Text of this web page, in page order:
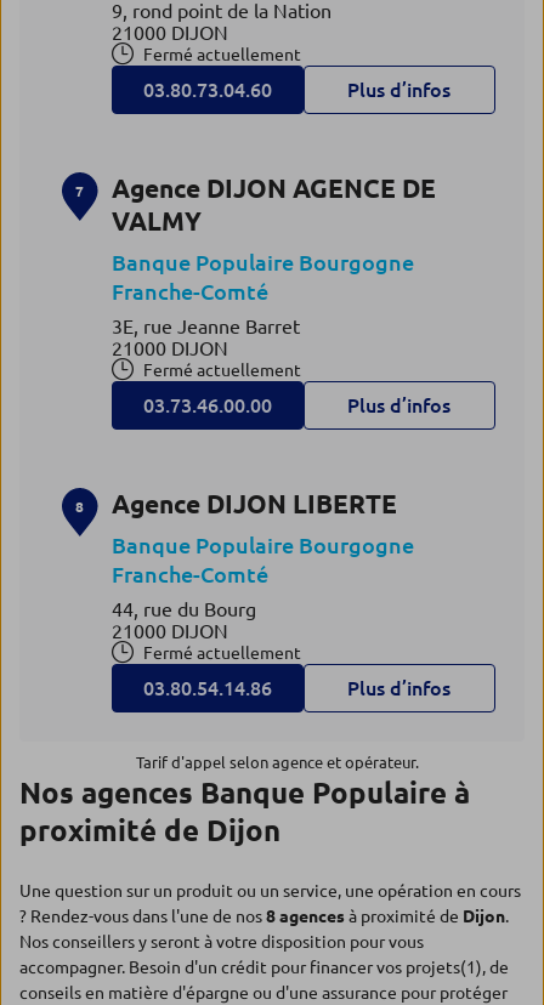
9, rond point de la Nation
21000 DIJON
Fermé actuellement
03.80.73.04.60 Plus d’infos
7
Agence DIJON AGENCE DE
VALMY
Banque Populaire Bourgogne
Franche-Comté
3E, rue Jeanne Barret
21000 DIJON
Fermé actuellement
03.73.46.00.00 Plus d’infos
8 Agence DIJON LIBERTE
Banque Populaire Bourgogne
Franche-Comté
44, rue du Bourg
21000 DIJON
Fermé actuellement
03.80.54.14.86 Plus d’infos
Tarif d'appel selon agence et opérateur.
Nos agences Banque Populaire à
proximité de Dijon
Une question sur un produit ou un service, une opération en cours
? Rendez-vous dans l'une de nos8 agencesà proximité de Dijon.
Nos conseillers y seront à votre disposition pour vous
accompagner. Besoin d'un crédit pour financer vos projets(1), de
conseils en matière d'épargne ou d'une assurance pour protéger